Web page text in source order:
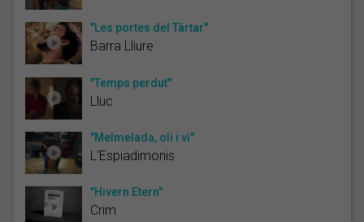
"Les portes del Tàrtar"
Barra Lliure
"Temps perdut"
Lluc
"Melmelada, oli i vi"
L'Espiadimonis
"Hivern Etern"
Crim